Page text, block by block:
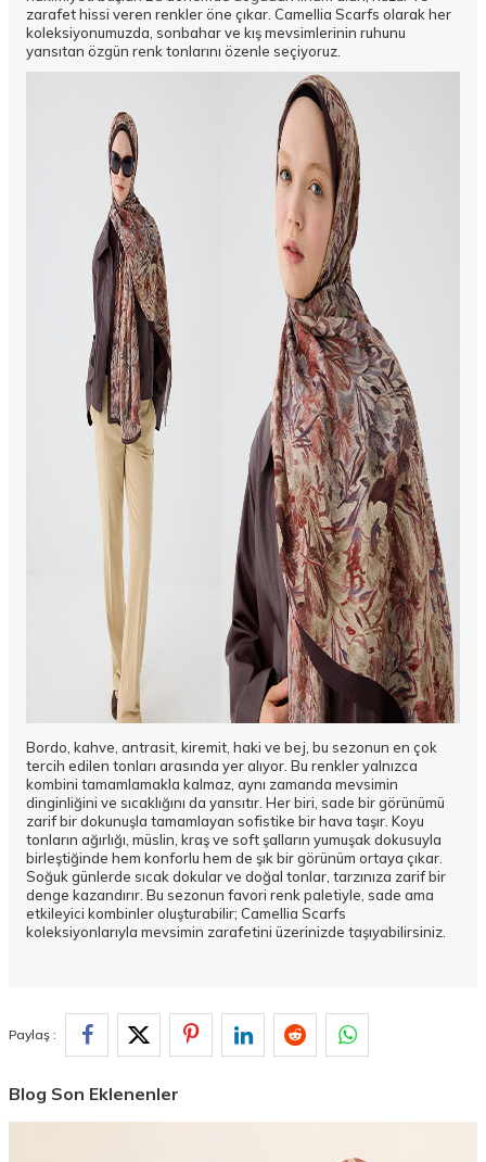
zarafet hissi veren renkler öne çıkar. Camellia Scarfs olarak her
koleksiyonumuzda, sonbahar ve kış mevsimlerinin ruhunu
yansıtan özgün renk tonlarını özenle seçiyoruz.
Bordo, kahve, antrasit, kiremit, haki ve bej, bu sezonun en çok
tercih edilen tonları arasında yer alıyor. Bu renkler yalnızca
kombini tamamlamakla kalmaz, aynı zamanda mevsimin
dinginliğini ve sıcaklığını da yansıtır. Her biri, sade bir görünümü
zarif bir dokunuşla tamamlayan sofistike bir hava taşır. Koyu
tonların ağırlığı, müslin, kraş ve soft şalların yumuşak dokusuyla
birleştiğinde hem konforlu hem de şık bir görünüm ortaya çıkar.
Soğuk günlerde sıcak dokular ve doğal tonlar, tarzınıza zarif bir
denge kazandırır. Bu sezonun favori renk paletiyle, sade ama
etkileyici kombinler oluşturabilir; Camellia Scarfs
koleksiyonlarıyla mevsimin zarafetini üzerinizde taşıyabilirsiniz.
Paylaş :
Blog Son Eklenenler